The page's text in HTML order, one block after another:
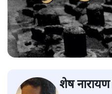
शेष